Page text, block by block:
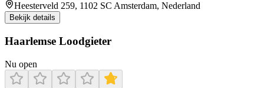
Heesterveld 259, 1102 SC Amsterdam, Nederland
Bekijk details
Haarlemse Loodgieter
Nu open